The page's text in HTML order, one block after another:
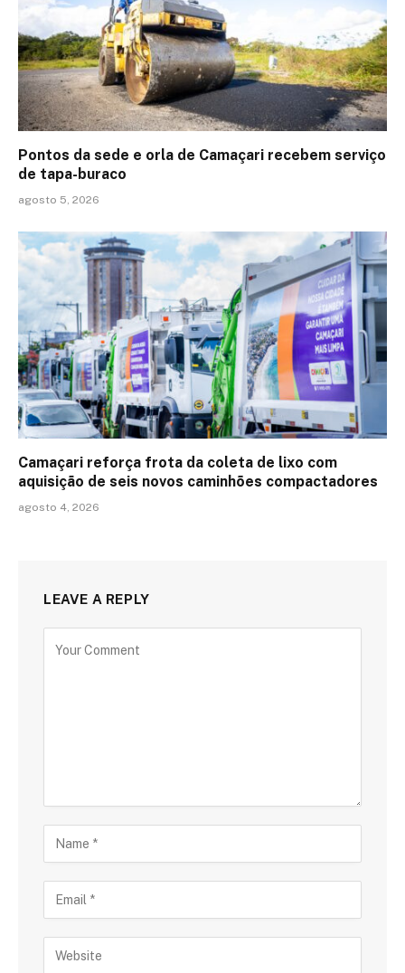
Pontos da sede e orla de Camaçari recebem serviço
de tapa-buraco
agosto 5, 2026
Camaçari reforça frota da coleta de lixo com
aquisição de seis novos caminhões compactadores
agosto 4, 2026
LEAVE A REPLY